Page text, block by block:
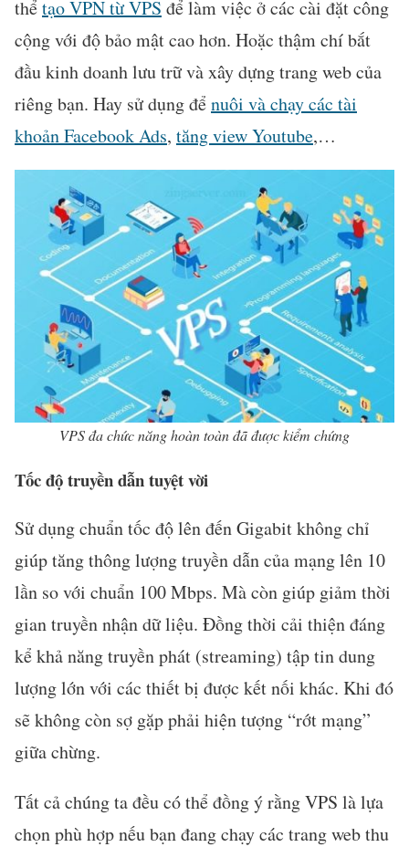
thểtạo VPN từ VPS để làm việc ở các cài đặt công
cộng với độ bảo mật cao hơn. Hoặc thậm chí bắt
đầu kinh doanh lưu trữ và xây dựng trang web của
riêng bạn. Hay sử dụng đểnuôi và chạy các tài
khoản Facebook Ads, tăng view Youtube,…
VPS đa chức năng hoàn toàn đã được kiểm chứng
Tốc độ truyền dẫn tuyệt vời
Sử dụng chuẩn tốc độ lên đến Gigabit không chỉ
giúp tăng thông lượng truyền dẫn của mạng lên 10
lần so với chuẩn 100 Mbps. Mà còn giúp giảm thời
gian truyền nhận dữ liệu. Đồng thời cải thiện đáng
kể khả năng truyền phát (streaming) tập tin dung
lượng lớn với các thiết bị được kết nối khác. Khi đó
sẽ không còn sợ gặp phải hiện tượng “rớt mạng”
giữa chừng.
Tất cả chúng ta đều có thể đồng ý rằng VPS là lựa
chọn phù hợp nếu bạn đang chạy các trang web thu